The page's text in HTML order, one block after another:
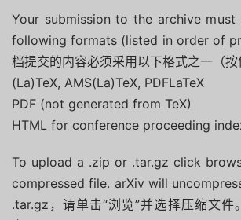
Your submission to the archive
following formats (listed in order of
档提交的内容必须采用以下格式之一（按
(La)TeX, AMS(La)TeX, PDFLaTeX
PDF (not generated from TeX)
HTML for conference proceeding
To upload a .zip or .tar.gz click
compressed file. arXiv will
.tar.gz，请单击“浏览”并选择压缩文